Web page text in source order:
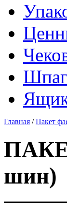
Главная /Пакет
шин)